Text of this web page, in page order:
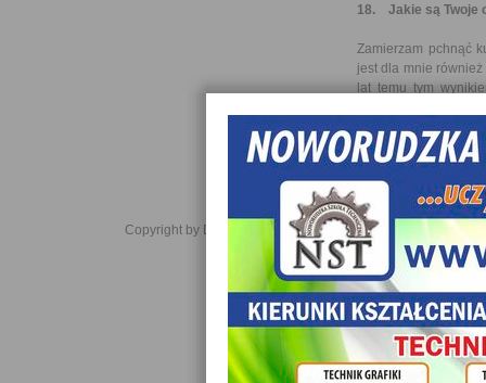
18. Jakie są Twoje
Zamierzam pchnąć
jest dla mnie
lat temu tym
Dziękuję za
KK
Copyright by Daniel JabĹoĹski 2006-2021. All rights